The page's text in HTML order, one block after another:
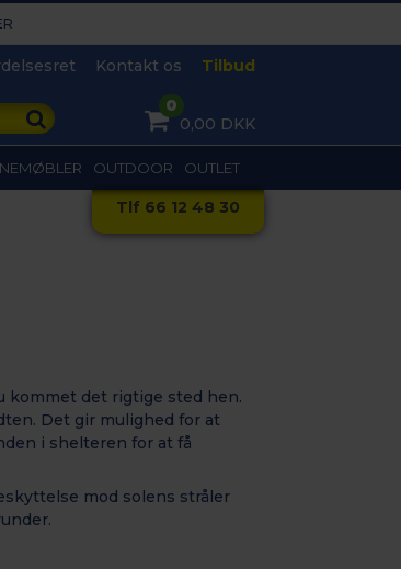
Kontakt os Tilbud
0
0,00 DKK
OUTDOOR OUTLET
Tlf 66 12 48 30
kommet det rigtige sted hen.
Det gir mulighed for at
i shelteren for at få
mod solens stråler